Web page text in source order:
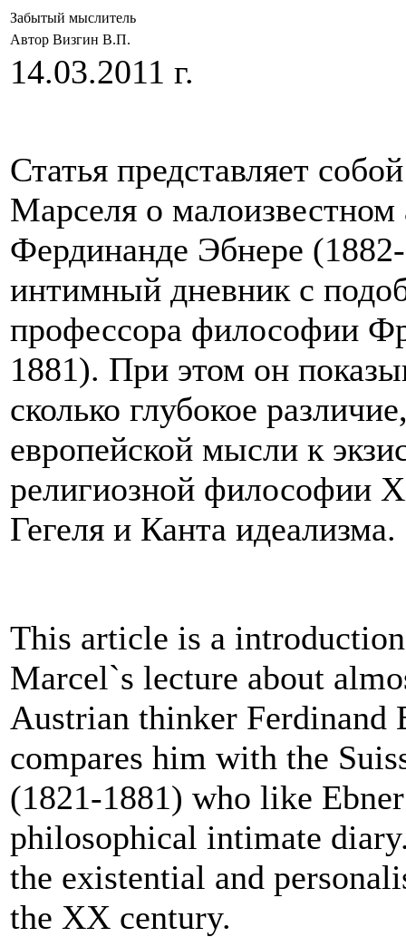
Забытый мыслитель
Автор Визгин В.П.
14.03.2011 г.
Статья представляет
Марселя о
Фердинанде Эбнере
интимный дневник с
профессора философии
1881). При этом он
сколько глубокое
европейской мысли к
религиозной философии
Гегеля и Канта идеализма.
This article is a
Marcel`s lecture about
Austrian thinker Ferdinand
compares him with the
(1821-1881) who like
philosophical intimate
the existential and
the XX century.